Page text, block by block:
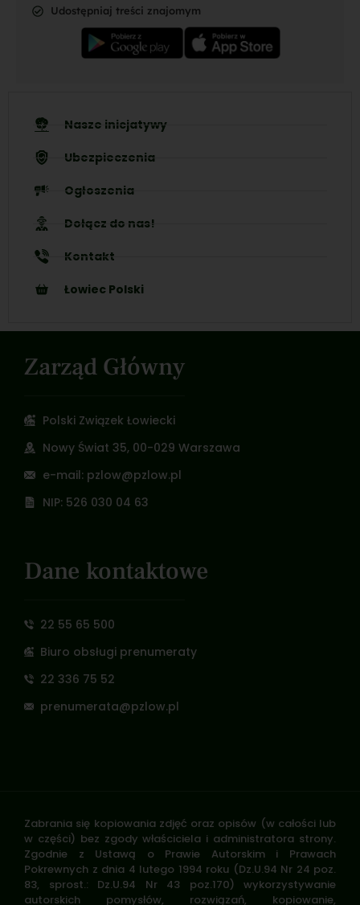
Udostępniaj treści znajomym
Nasze inicjatywy
Ubezpieczenia
Ogłoszenia
Dołącz do nas!
Kontakt
Łowiec Polski
Zarząd Główny
Polski Związek Łowiecki
Nowy Świat 35, 00-029 Warszawa
e-mail: pzlow@pzlow.pl
NIP: 526 030 04 63
Dane kontaktowe
22 55 65 500
Biuro obsługi prenumeraty
22 336 75 52
prenumerata@pzlow.pl
Zabrania się kopiowania zdjęć oraz opisów (w całości lub
w części) bez zgody właściciela i administratora strony.
Zgodnie z Ustawą o Prawie Autorskim i Prawach
Pokrewnych z dnia 4 lutego 1994 roku (Dz.U.94 Nr 24 poz.
83, sprost.: Dz.U.94 Nr 43 poz.170) wykorzystywanie
autorskich pomysłów, rozwiązań, kopiowanie,